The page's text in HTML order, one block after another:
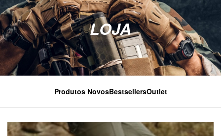
LOJA
Produtos NovosBestsellersOutlet